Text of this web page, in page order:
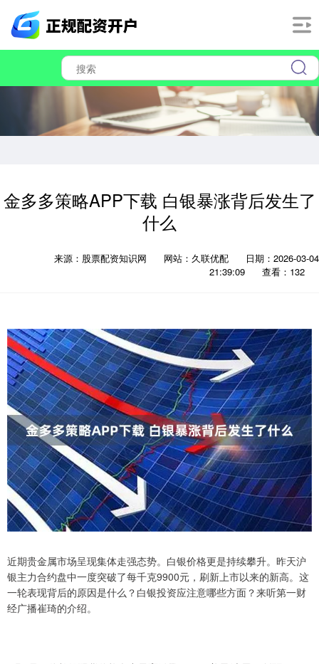
金多多策略APP下载 白银暴涨背后发生了
什么
来源：股票配资知识网 网站：久联优配
日期：2026-03-04
21:39:09
查看：132
近期贵金属市场呈现集体走强态势。白银价格更是持续攀升。昨天沪
银主力合约盘中一度突破了每千克9900元，刷新上市以来的新高。这
一轮表现背后的原因是什么？白银投资应注意哪些方面？来听第一财
经广播崔琦的介绍。